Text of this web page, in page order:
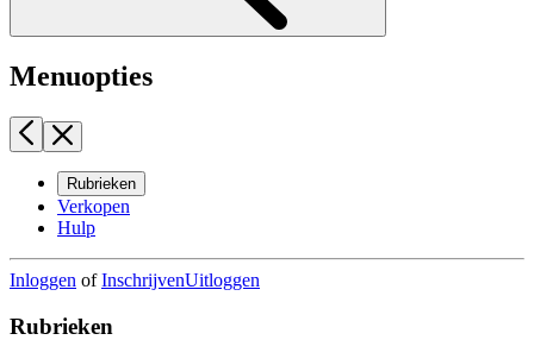
Menuopties
Rubrieken
Verkopen
Hulp
Inloggen ofInschrijvenUitloggen
Rubrieken